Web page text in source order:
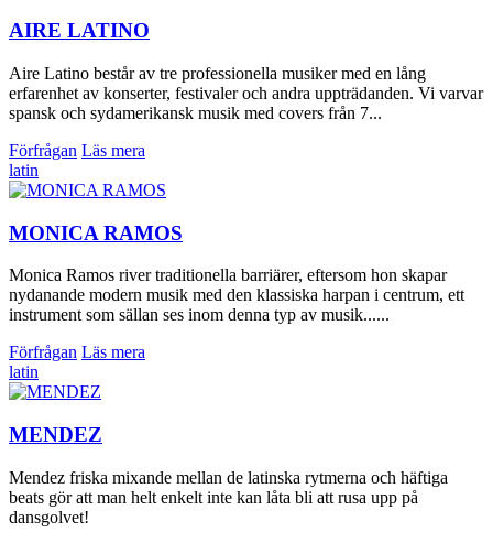
AIRE LATINO
Aire Latino består av tre professionella musiker med en lång
erfarenhet av konserter, festivaler och andra uppträdanden. Vi varvar
spansk och sydamerikansk musik med covers från 7...
Förfrågan Läs mera
latin
MONICA RAMOS
Monica Ramos river traditionella barriärer, eftersom hon skapar
nydanande modern musik med den klassiska harpan i centrum, ett
instrument som sällan ses inom denna typ av musik......
Förfrågan Läs mera
latin
MENDEZ
Mendez friska mixande mellan de latinska rytmerna och häftiga
beats gör att man helt enkelt inte kan låta bli att rusa upp på
dansgolvet!